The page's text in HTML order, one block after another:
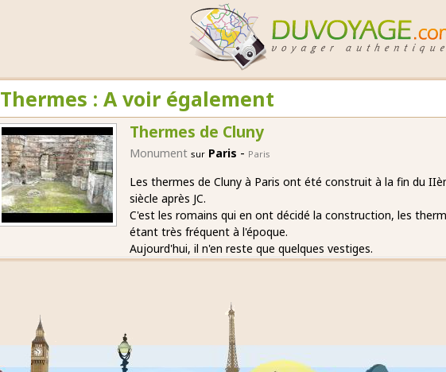
Thermes : A voir également
Thermes de Cluny
Monument sur Paris - Paris
Les thermes de Cluny à Paris ont été construit à la fin du
siècle après JC.
C'est les romains qui en ont décidé la construction, les
étant très fréquent à l'époque.
Aujourd'hui, il n'en reste que quelques vestiges.